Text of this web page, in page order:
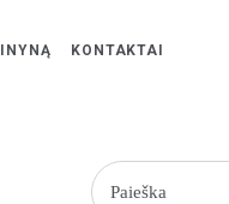
KONTAKTAI